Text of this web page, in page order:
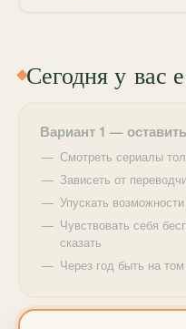
Сегодня у вас
Вариант 1 —
Смотреть сериалы
Зависеть от
Упускать
Чувствовать себя
сказать
Через год быть на